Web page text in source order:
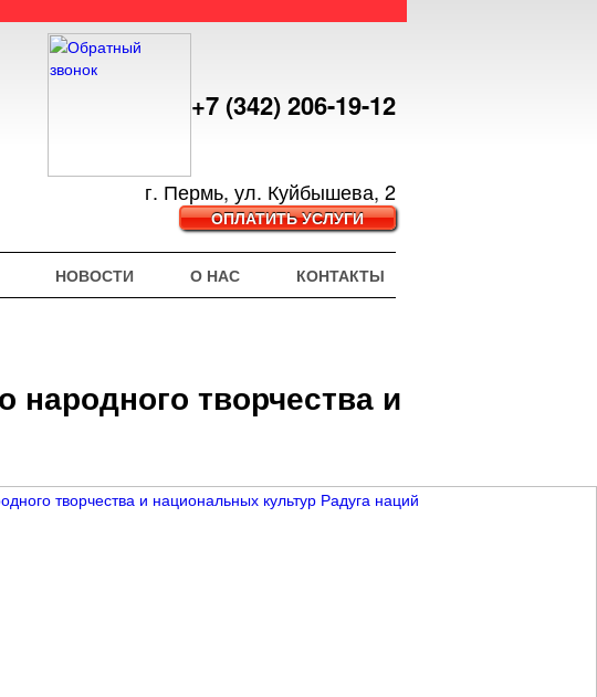
+7 (342) 206-19-12
г. Пермь, ул. Куйбышева, 2
ОПЛАТИТЬ УСЛУГИ
НОВОСТИ О НАС КОНТАКТЫ
творчества и